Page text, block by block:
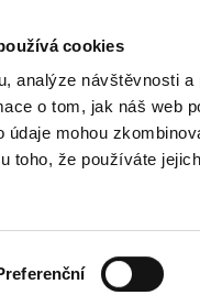
cookies
analýze návštěvnosti
o tom, jak náš web
údaje mohou
toho, že používáte